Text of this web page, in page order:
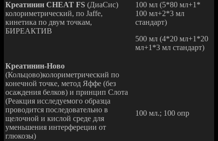
Креатинин CHEAT FS (ДиаСис)
колориметрический, по Jaffe,
кинетика по двум точкам,
БИРЕАКТИВ
100 мл (5*80 мл+1*
100 мл+2*3 мл
стандарт)
500 мл (4*20 мл+1*20
мл+1*3 мл стандарт)
Креатинин-Ново
(Кольцово)колориметрический по
конечной точке, метод Яффе (без
осаждения белков) и принцип Слота
(Реакция исследуемого образца
проводится последовательно в
щелочной и кислой среде для
уменьшения интерфереции от
глюкозы)
100 мл.; 100 опр